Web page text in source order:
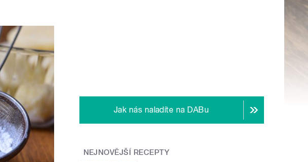
Jak nás naladíte na DABu
NEJNOVĚJŠÍ RECEPTY